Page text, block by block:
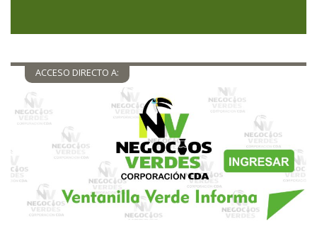
ACCESO DIRECTO A: